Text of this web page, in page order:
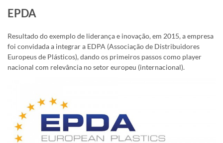
EPDA
Resultado do exemplo de liderança e inovação, em 2015, a empresa
foi convidada a integrar a EDPA (Associação de Distribuidores
Europeus de Plásticos), dando os primeiros passos como player
nacional com relevância no setor europeu (internacional).